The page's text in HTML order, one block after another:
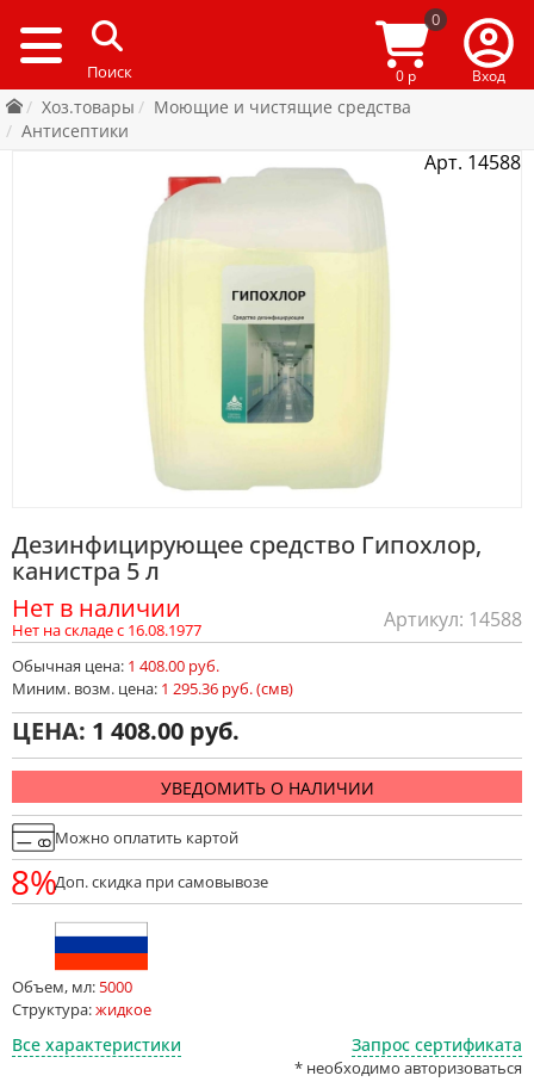
0
0 р Вход
Хоз.товары
Моющие и чистящие средства
Антисептики
Арт. 14588
Дезинфицирующее средство Гипохлор,
канистра 5 л
Нет в наличии
Нет на складе с 16.08.1977 Артикул: 14588
Обычная цена: 1 408.00 руб.
Миним. возм. цена: 1 295.36 руб. (смв)
ЦЕНА: 1 408.00
УВЕДОМИТЬ О НАЛИЧИИ
Можно оплатить картой
8%Доп. скидка при самовывозе
Объем, мл: 5000
Структура:жидкое
Все характеристики Запрос сертификата
* необходимо авторизоваться